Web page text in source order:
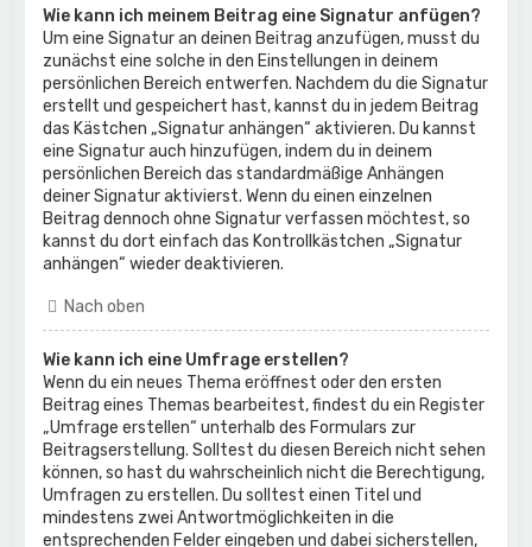
Wie kann ich meinem Beitrag eine Signatur anfügen?
Um eine Signatur an deinen Beitrag anzufügen, musst du
zunächst eine solche in den Einstellungen in deinem
persönlichen Bereich entwerfen. Nachdem du die Signatur
erstellt und gespeichert hast, kannst du in jedem Beitrag
das Kästchen „Signatur anhängen“ aktivieren. Du kannst
eine Signatur auch hinzufügen, indem du in deinem
persönlichen Bereich das standardmäßige Anhängen
deiner Signatur aktivierst. Wenn du einen einzelnen
Beitrag dennoch ohne Signatur verfassen möchtest, so
kannst du dort einfach das Kontrollkästchen „Signatur
anhängen“ wieder deaktivieren.
Nach oben
Wie kann ich eine Umfrage erstellen?
Wenn du ein neues Thema eröffnest oder den ersten
Beitrag eines Themas bearbeitest, findest du ein Register
„Umfrage erstellen“ unterhalb des Formulars zur
Beitragserstellung. Solltest du diesen Bereich nicht sehen
können, so hast du wahrscheinlich nicht die Berechtigung,
Umfragen zu erstellen. Du solltest einen Titel und
mindestens zwei Antwortmöglichkeiten in die
entsprechenden Felder eingeben und dabei sicherstellen,